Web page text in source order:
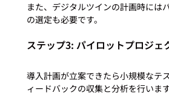
また、デジタルツインの計画時には
ステップ3: パイロットプロジェ
導入計画が立案できたら小規模なテ
ィードバックの収集と分析を行います